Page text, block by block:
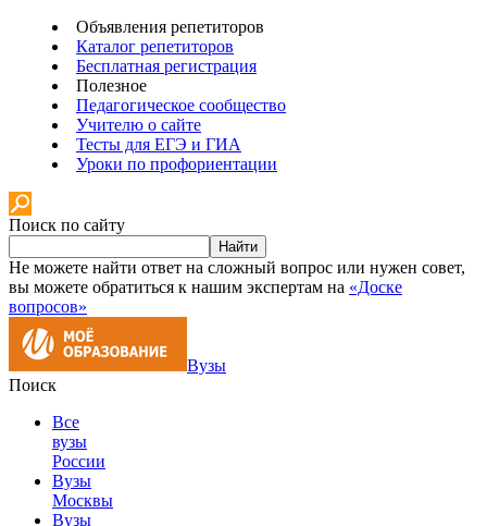
Объявления репетиторов
Каталог репетиторов
Бесплатная регистрация
Полезное
Педагогическое сообщество
Учителю о сайте
Тесты для ЕГЭ и ГИА
Уроки по профориентации
Поиск по сайту
Найти
Не можете найти ответ на сложный вопрос или нужен совет,
вы можете обратиться к нашим экспертам на «Доске
вопросов»
Вузы
Поиск
Все
вузы
России
Вузы
Москвы
Вузы